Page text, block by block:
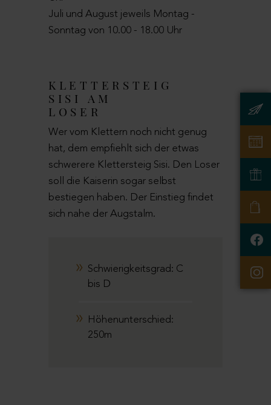
Juli und August jeweils Montag -
Sonntag von 10.00 - 18.00 Uhr
KLETTERSTEIG
SISI AM
LOSER
Wer vom Klettern noch nicht genug
hat, dem empfiehlt sich der etwas
schwerere Klettersteig Sisi. Den Loser
soll die Kaiserin sogar selbst
bestiegen haben. Der Einstieg findet
sich nahe der Augstalm.
Schwierigkeitsgrad: C
bis D
Höhenunterschied:
250m